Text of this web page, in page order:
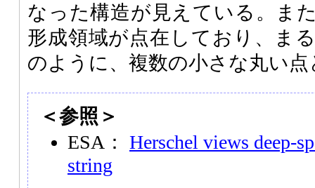
なった構造が見えている。ま
形成領域が点在しており、ま
のように、複数の小さな丸い
＜参照＞
ESA： Herschel views deep-
string